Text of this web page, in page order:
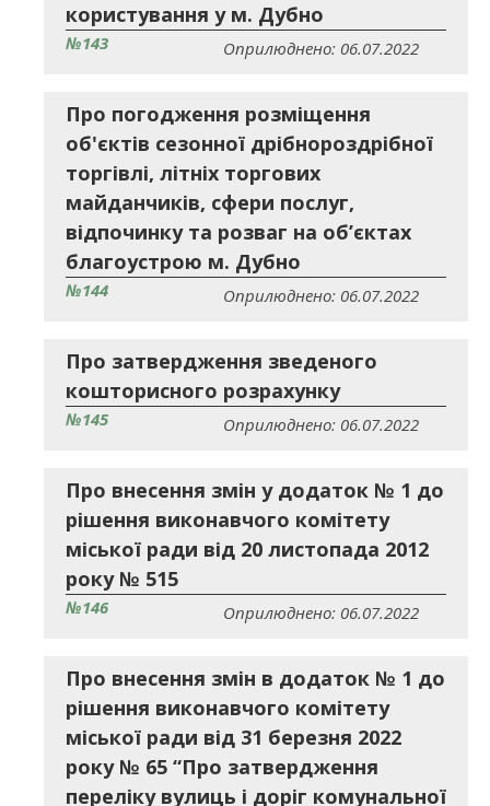
користування у м. Дубно
№143 Оприлюднено: 06.07.2022
Про погодження розміщення
об'єктів сезонної дрібнороздрібної
торгівлі, літніх торгових
майданчиків, сфери послуг,
відпочинку та розваг на об’єктах
благоустрою м. Дубно
№144 Оприлюднено: 06.07.2022
Про затвердження зведеного
кошторисного розрахунку
№145 Оприлюднено: 06.07.2022
Про внесення змін у додаток № 1 до
рішення виконавчого комітету
міської ради від 20 листопада 2012
року № 515
№146 Оприлюднено: 06.07.2022
Про внесення змін в додаток № 1 до
рішення виконавчого комітету
міської ради від 31 березня 2022
року № 65 “Про затвердження
переліку вулиць і доріг комунальної